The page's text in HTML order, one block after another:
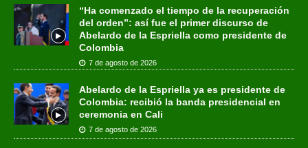
“Ha comenzado el tiempo de la recuperación
del orden”: así fue el primer discurso de
Abelardo de la Espriella como presidente de
Colombia
7 de agosto de 2026
Abelardo de la Espriella ya es presidente de
Colombia: recibió la banda presidencial en
ceremonia en Cali
7 de agosto de 2026